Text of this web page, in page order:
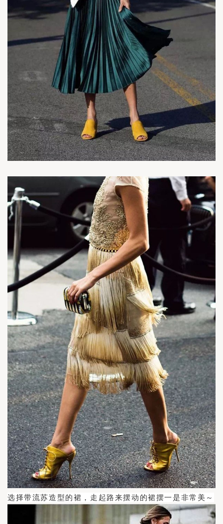
选择带流苏造型的裙，走起路来摆动的裙摆一是非常美～